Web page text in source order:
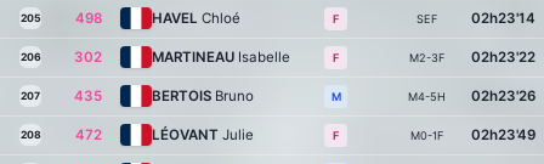
205 498 HAVEL Chloé F SEF 02h23'14
206 302 MARTINEAU Isabelle F M2-3F 02h23'22
207 435 BERTOIS Bruno M M4-5H 02h23'26
208 472 LÉOVANT Julie F M0-1F 02h23'49